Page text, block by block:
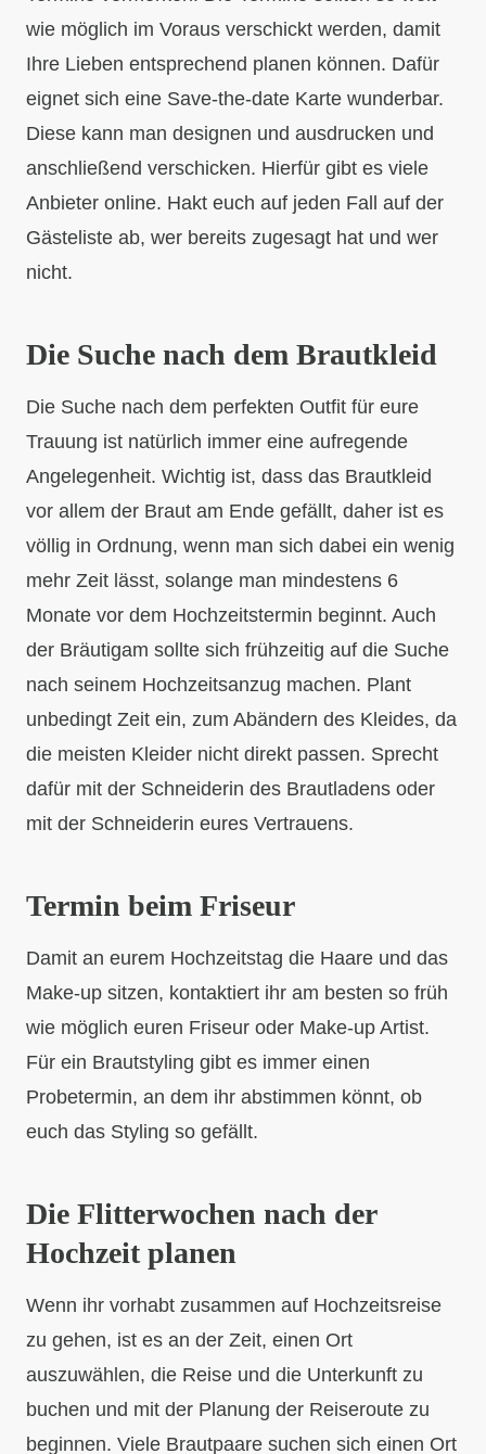
wie möglich im Voraus verschickt werden, damit
Ihre Lieben entsprechend planen können. Dafür
eignet sich eine Save-the-date Karte wunderbar.
Diese kann man designen und ausdrucken und
anschließend verschicken. Hierfür gibt es viele
Anbieter online. Hakt euch auf jeden Fall auf der
Gästeliste ab, wer bereits zugesagt hat und wer
nicht.
Die Suche nach dem Brautkleid
Die Suche nach dem perfekten Outfit für eure
Trauung ist natürlich immer eine aufregende
Angelegenheit. Wichtig ist, dass das Brautkleid
vor allem der Braut am Ende gefällt, daher ist es
völlig in Ordnung, wenn man sich dabei ein wenig
mehr Zeit lässt, solange man mindestens 6
Monate vor dem Hochzeitstermin beginnt. Auch
der Bräutigam sollte sich frühzeitig auf die Suche
nach seinem Hochzeitsanzug machen. Plant
unbedingt Zeit ein, zum Abändern des Kleides, da
die meisten Kleider nicht direkt passen. Sprecht
dafür mit der Schneiderin des Brautladens oder
mit der Schneiderin eures Vertrauens.
Termin beim Friseur
Damit an eurem Hochzeitstag die Haare und das
Make-up sitzen, kontaktiert ihr am besten so früh
wie möglich euren Friseur oder Make-up Artist.
Für ein Brautstyling gibt es immer einen
Probetermin, an dem ihr abstimmen könnt, ob
euch das Styling so gefällt.
Die Flitterwochen nach der
Hochzeit planen
Wenn ihr vorhabt zusammen auf Hochzeitsreise
zu gehen, ist es an der Zeit, einen Ort
auszuwählen, die Reise und die Unterkunft zu
buchen und mit der Planung der Reiseroute zu
beginnen. Viele Brautpaare suchen sich einen Ort